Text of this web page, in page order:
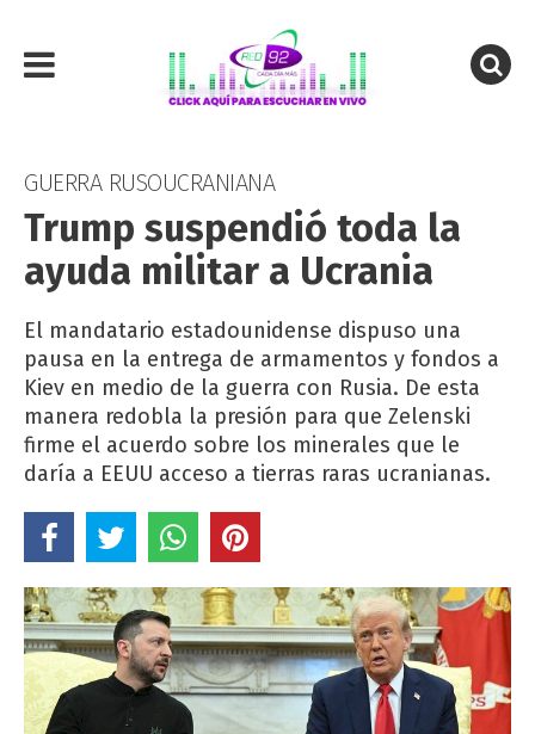
GUERRA RUSOUCRANIANA
Trump suspendió toda la
ayuda militar a Ucrania
El mandatario estadounidense dispuso una
pausa en la entrega de armamentos y fondos a
Kiev en medio de la guerra con Rusia. De esta
manera redobla la presión para que Zelenski
firme el acuerdo sobre los minerales que le
daría a EEUU acceso a tierras raras ucranianas.